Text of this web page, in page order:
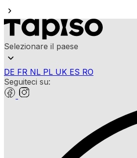
Selezionare il paese
DE FR NL PL UK ES RO
Seguiteci su: